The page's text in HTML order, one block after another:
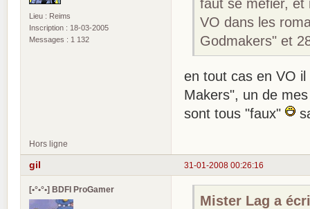
Lieu : Reims
Inscription : 18-03-2005
Messages : 1 132
faut se méfier, et
VO dans les
Godmakers" et
en tout cas en VO
Makers", un de
sont tous "faux"
Hors ligne
31-01-2008 00:26:16
gil
[•°•°•] BDFI ProGamer
Mister Lag a